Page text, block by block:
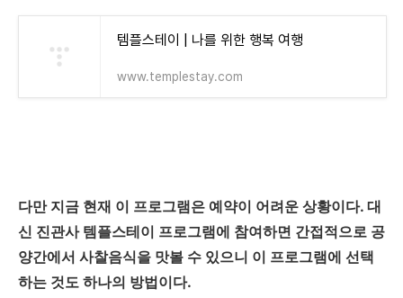
템플스테이 | 나를 위한 행복 여행
www.templestay.com
다만 지금 현재 이 프로그램은 예약이 어려운 상황이다. 대
신 진관사 템플스테이 프로그램에 참여하면 간접적으로 공
양간에서 사찰음식을 맛볼 수 있으니 이 프로그램에 선택
하는 것도 하나의 방법이다.